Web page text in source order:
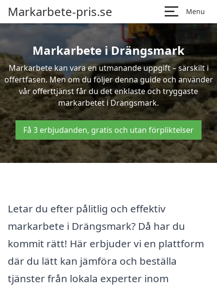
Markarbete-pris.se Menu
Markarbete i Drängsmark
Markarbete kan vara en utmanande uppgift – särskilt i
offertfasen. Men om du följer denna guide och använder
vår offerttjänst får du det enklaste och tryggaste
markarbetet i Drängsmark.
Få 3 erbjudanden, gratis och utan förpliktelser
Letar du efter pålitlig och effektiv
markarbete i Drängsmark? Då har du
kommit rätt! Här erbjuder vi en plattform
där du lätt kan jämföra och beställa
tjänster från lokala experter inom